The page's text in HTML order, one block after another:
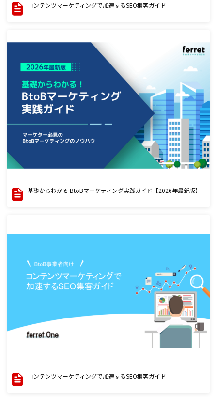
コンテンツマーケティングで加速するSEO集客ガイド
基礎からわかる BtoBマーケティング実践ガイド【2026年最新版】
コンテンツマーケティングで加速するSEO集客ガイド